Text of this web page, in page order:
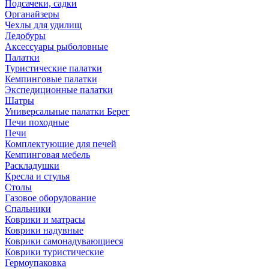
Подсачеки, садки
Органайзеры
Чехлы для удилищ
Ледобуры
Аксессуары рыболовные
Палатки
Туристические палатки
Кемпинговые палатки
Экспедиционные палатки
Шатры
Универсальные палатки Берег
Печи походные
Печи
Комплектующие для печей
Кемпинговая мебель
Раскладушки
Кресла и стулья
Столы
Газовое оборудование
Спальники
Коврики и матрасы
Коврики надувные
Коврики самонадувающиеся
Коврики туристические
Гермоупаковка